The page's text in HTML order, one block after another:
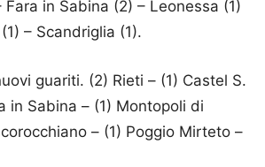
Fara in Sabina (2) – Leonessa (1)
– Scandriglia (1).
guariti. (2) Rieti – (1) Castel S.
in Sabina – (1) Montopoli di
– (1) Poggio Mirteto –